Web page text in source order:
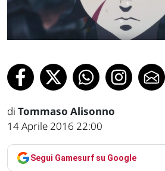
di Tommaso Alisonno
14 Aprile 2016 22:00
Segui Gamesurf su Google